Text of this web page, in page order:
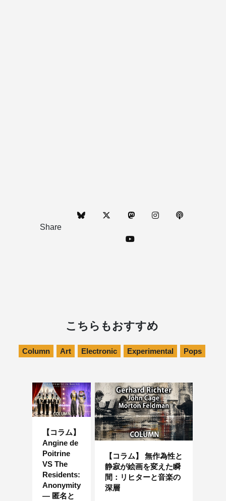
Share
こちらもおすすめ
Column Art Electronic Experimental Pops
【コラム】
Angine de
Poitrine
VS The
Residents:
Anonymity
― 匿名と
【コラム】 無作為性と
静寂が絵画を変えた瞬
間：リヒターと音楽の
深層